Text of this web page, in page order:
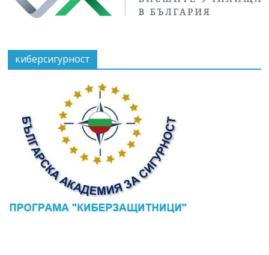
киберсигурност